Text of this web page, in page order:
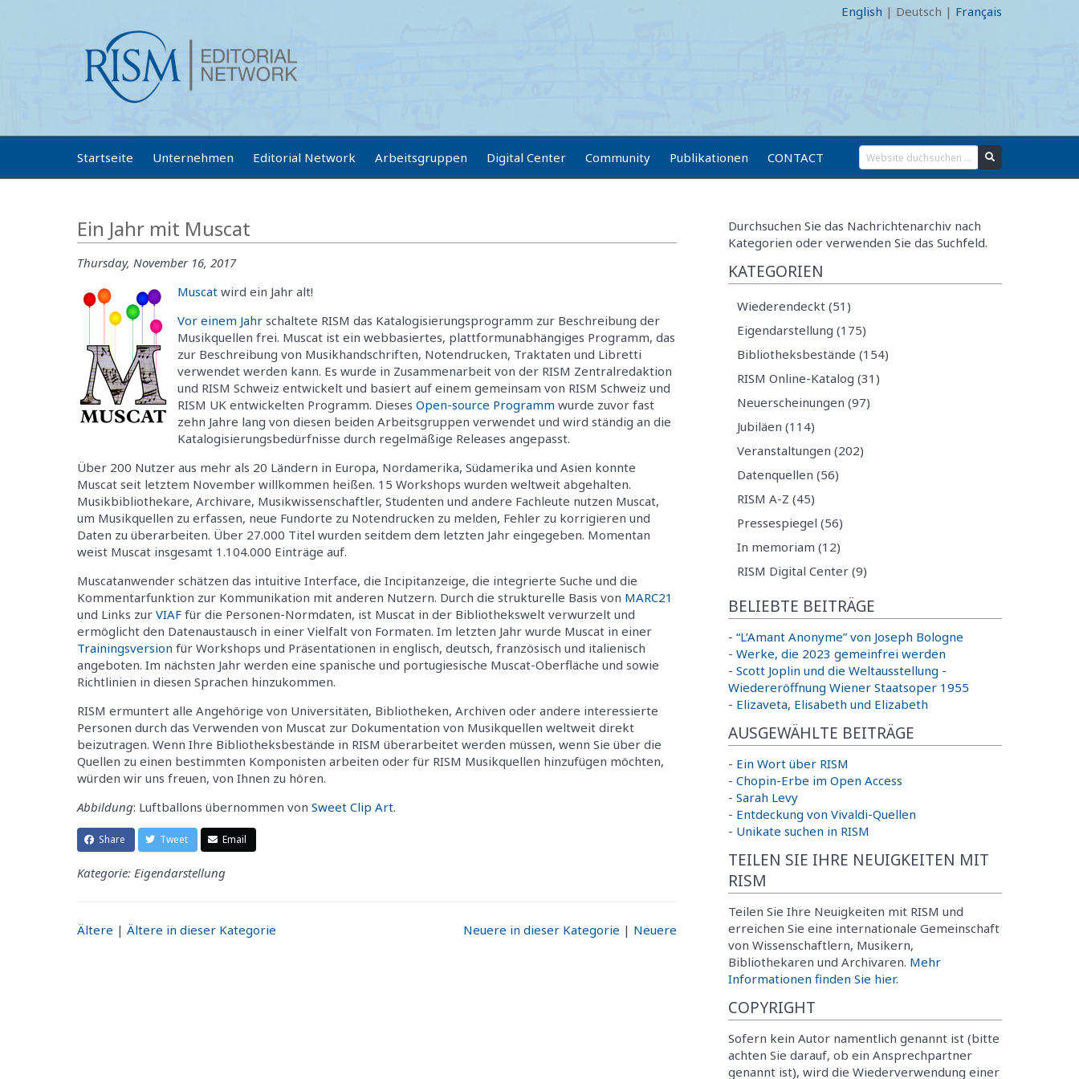
English | Deutsch | Français
Startseite Unternehmen Editorial Network Arbeitsgruppen Digital Center Community Publikationen CONTACT
Ein Jahr mit Muscat
Thursday, November 16, 2017
Muscat wird ein Jahr alt!
Vor einem Jahr schaltete RISM das Katalogisierungsprogramm zur Beschreibung der
Musikquellen frei. Muscat ist ein webbasiertes, plattformunabhängiges Programm, das
zur Beschreibung von Musikhandschriften, Notendrucken, Traktaten und Libretti
verwendet werden kann. Es wurde in Zusammenarbeit von der RISM Zentralredaktion
und RISM Schweiz entwickelt und basiert auf einem gemeinsam von RISM Schweiz und
RISM UK entwickelten Programm. Dieses Open-source Programm wurde zuvor fast
zehn Jahre lang von diesen beiden Arbeitsgruppen verwendet und wird ständig an die
Katalogisierungsbedürfnisse durch regelmäßige Releases angepasst.
Über 200 Nutzer aus mehr als 20 Ländern in Europa, Nordamerika, Südamerika und Asien konnte
Muscat seit letztem November willkommen heißen. 15 Workshops wurden weltweit abgehalten.
Musikbibliothekare, Archivare, Musikwissenschaftler, Studenten und andere Fachleute nutzen Muscat,
um Musikquellen zu erfassen, neue Fundorte zu Notendrucken zu melden, Fehler zu korrigieren und
Daten zu überarbeiten. Über 27.000 Titel wurden seitdem dem letzten Jahr eingegeben. Momentan
weist Muscat insgesamt 1.104.000 Einträge auf.
Muscatanwender schätzen das intuitive Interface, die Incipitanzeige, die integrierte Suche und die
Kommentarfunktion zur Kommunikation mit anderen Nutzern. Durch die strukturelle Basis von MARC21
und Links zur VIAF für die Personen-Normdaten, ist Muscat in der Bibliothekswelt verwurzelt und
ermöglicht den Datenaustausch in einer Vielfalt von Formaten. Im letzten Jahr wurde Muscat in einer
Trainingsversion für Workshops und Präsentationen in englisch, deutsch, französisch und italienisch
angeboten. Im nächsten Jahr werden eine spanische und portugiesische Muscat-Oberfläche und sowie
Richtlinien in diesen Sprachen hinzukommen.
RISM ermuntert alle Angehörige von Universitäten, Bibliotheken, Archiven oder andere interessierte
Personen durch das Verwenden von Muscat zur Dokumentation von Musikquellen weltweit direkt
beizutragen. Wenn Ihre Bibliotheksbestände in RISM überarbeitet werden müssen, wenn Sie über die
Quellen zu einen bestimmten Komponisten arbeiten oder für RISM Musikquellen hinzufügen möchten,
würden wir uns freuen, von Ihnen zu hören.
Abbildung: Luftballons übernommen von Sweet Clip Art.
Share Tweet Email
Kategorie: Eigendarstellung
Ältere | Ältere in dieser Kategorie Neuere in dieser Kategorie | Neuere
Durchsuchen Sie das Nachrichtenarchiv nach
Kategorien oder verwenden Sie das Suchfeld.
KATEGORIEN
Wiederendeckt (51)
Eigendarstellung (175)
Bibliotheksbestände (154)
RISM Online-Katalog (31)
Neuerscheinungen (97)
Jubiläen (114)
Veranstaltungen (202)
Datenquellen (56)
RISM A-Z (45)
Pressespiegel (56)
In memoriam (12)
RISM Digital Center (9)
BELIEBTE BEITRÄGE
- “L’Amant Anonyme” von Joseph Bologne
- Werke, die 2023 gemeinfrei werden
- Scott Joplin und die Weltausstellung -
Wiedereröffnung Wiener Staatsoper 1955
- Elizaveta, Elisabeth und Elizabeth
AUSGEWÄHLTE BEITRÄGE
- Ein Wort über RISM
- Chopin-Erbe im Open Access
- Sarah Levy
- Entdeckung von Vivaldi-Quellen
- Unikate suchen in RISM
TEILEN SIE IHRE NEUIGKEITEN MIT
RISM
Teilen Sie Ihre Neuigkeiten mit RISM und
erreichen Sie eine internationale Gemeinschaft
von Wissenschaftlern, Musikern,
Bibliothekaren und Archivaren. Mehr
Informationen finden Sie hier.
COPYRIGHT
Sofern kein Autor namentlich genannt ist (bitte
achten Sie darauf, ob ein Ansprechpartner
genannt ist), wird die Wiederverwendung einer